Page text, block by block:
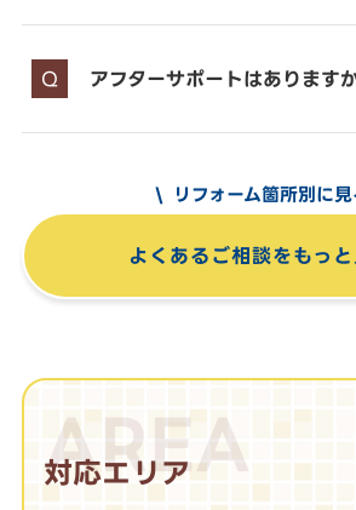
アフターサポートはあります
リフォーム箇所別に見
よくあるご相談をもっ
AREA
対応エリア